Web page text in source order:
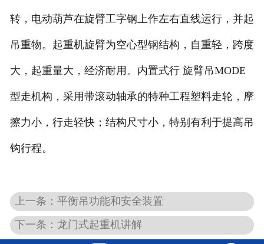
转，电动葫芦在旋臂工字钢上作左右直线运行，并起
吊重物。起重机旋臂为空心型钢结构，自重轻，跨度
大，起重量大，经济耐用。内置式行 旋臂吊MODE
型走机构，采用带滚动轴承的特种工程塑料走轮，摩
擦力小，行走轻快；结构尺寸小，特别有利于提高吊
钩行程。
上一条：平衡吊功能和安全装置
下一条：龙门式起重机讲解